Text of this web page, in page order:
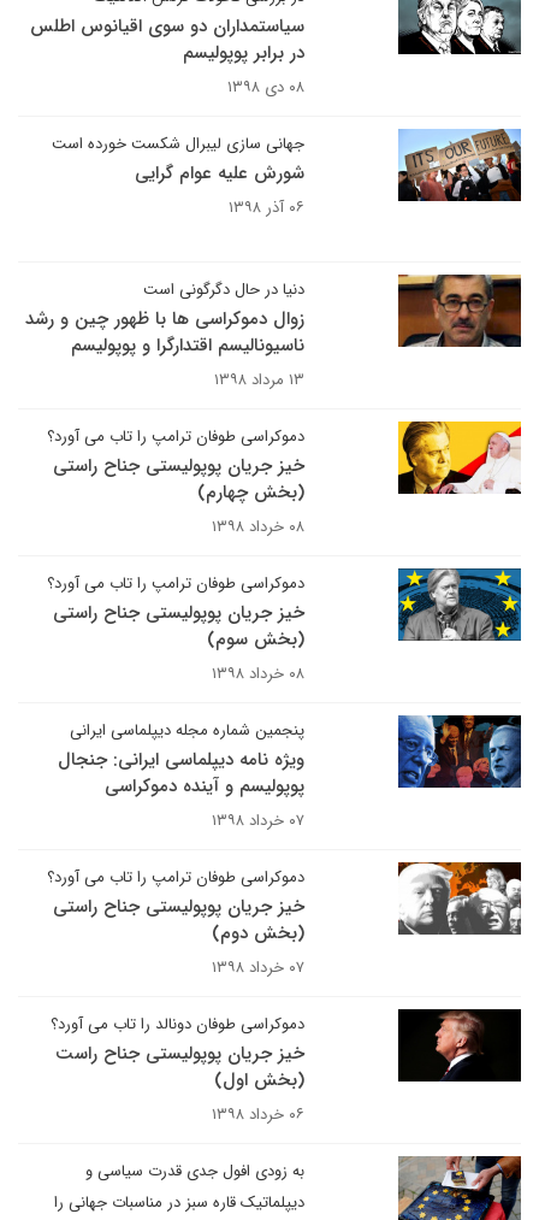
سیاستمداران دو سوی اقیانوس اطلس
در برابر پوپولیسم
۰۸ دی ۱۳۹۸
جهانی سازی لیبرال شکست خورده است
شورش علیه عوام گرایی
۰۶ آذر ۱۳۹۸
دنیا در حال دگرگونی است
زوال دموکراسی ها با ظهور چین و رشد
ناسیونالیسم اقتدارگرا و پوپولیسم
۱۳ مرداد ۱۳۹۸
دموکراسی طوفان ترامپ را تاب می آورد؟
خیز جریان پوپولیستی جناح راستی
(بخش چهارم)
۰۸ خرداد ۱۳۹۸
دموکراسی طوفان ترامپ را تاب می آورد؟
خیز جریان پوپولیستی جناح راستی
(بخش سوم)
۰۸ خرداد ۱۳۹۸
پنجمین شماره مجله دیپلماسی ایرانی
ویژه نامه دیپلماسی ایرانی: جنجال
پوپولیسم و آینده دموکراسی
۰۷ خرداد ۱۳۹۸
دموکراسی طوفان ترامپ را تاب می آورد؟
خیز جریان پوپولیستی جناح راستی
(بخش دوم)
۰۷ خرداد ۱۳۹۸
دموکراسی طوفان دونالد را تاب می آورد؟
خیز جریان پوپولیستی جناح راست
(بخش اول)
۰۶ خرداد ۱۳۹۸
به زودی افول جدی قدرت سیاسی و
دیپلماتیک قاره سبز در مناسبات جهانی را